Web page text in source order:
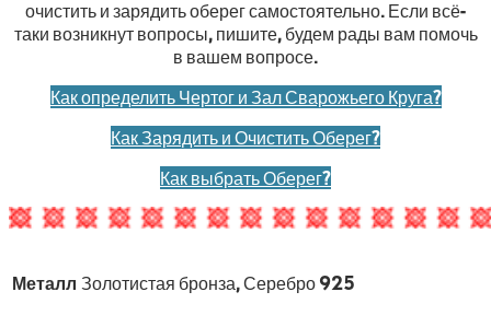
очистить и зарядить оберег самостоятельно. Если всё-
таки возникнут вопросы, пишите, будем рады вам помочь
в вашем вопросе.
Как определить Чертог и Зал Сварожьего Круга?
Как Зарядить и Очистить Оберег?
Как выбрать Оберег?
Металл Золотистая бронза, Серебро 925